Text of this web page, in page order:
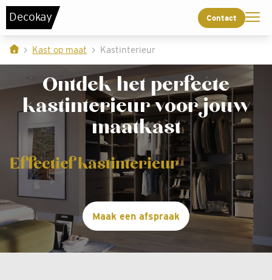
Decokay Contact
Kast op maat Kastinterieur
Ontdek het perfecte
kastinterieur voor jouw
maatkast
Effectief kastinterieur
Maak een afspraak